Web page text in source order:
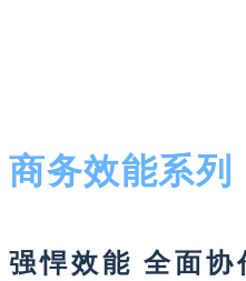
商务效能系列
强悍效能 全面协